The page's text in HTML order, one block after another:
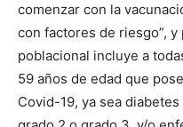
comenzar con la
con factores de riesgo”,
poblacional incluye a
59 años de edad que
Covid-19, ya sea